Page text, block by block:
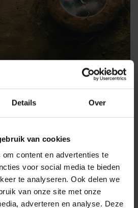
Details Over
van cookies
content en advertenties te
voor social media te bieden
te analyseren. Ook delen we
van onze site met onze
adverteren en analyse. Deze
20 december 2012